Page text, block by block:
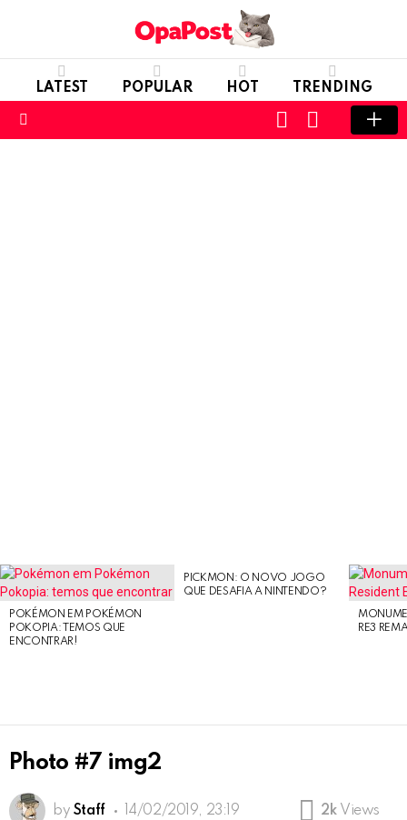
LATEST POPULAR HOT TRENDING
SWITCH
SKIN
LOGIN
LATEST
STORIES
POKÉMON EM POKÉMON
POKOPIA: TEMOS QUE
ENCONTRAR!
PICKMON: O NOVO JOGO
QUE DESAFIA A NINTENDO?
RE3
Photo #7 img2
by Staff 14/02/2019, 23:19 2k Views